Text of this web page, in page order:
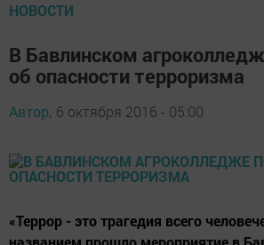
НОВОСТИ
В Бавлинском
об опасности терроризма
Автор, 6 октября 2016 - 05:00
«Террор - это трагедия всего